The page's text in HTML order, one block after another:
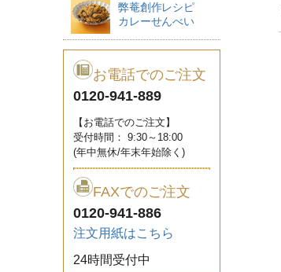
弊菴創作レシピ
カレーせんべい
お電話でのご注文
0120-941-889
【お電話でのご注文】
受付時間： 9:30～18:00
(年中無休/年末年始除く)
FAXでのご注文
0120-941-886
注文用紙はこちら
24時間受付中